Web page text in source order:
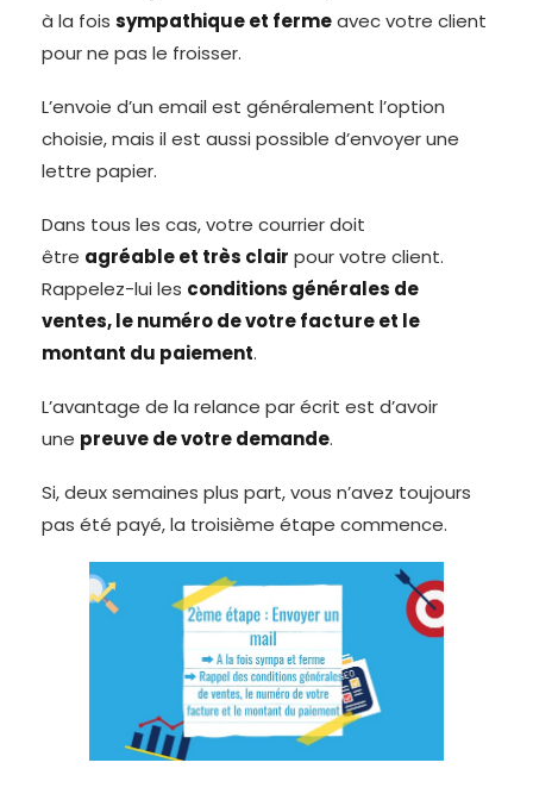
à la fois sympathique et fermeavec votre client
pour ne pas le froisser.
L’envoie d’un email est généralement l’option
choisie, mais il est aussi possible d’envoyer une
lettre papier.
Dans tous les cas, votre courrier doit
être agréable et très clair pour votre client.
Rappelez-lui les conditions générales de
ventes, le numéro de votre facture et le
montant du paiement.
L’avantage de la relance par écrit est d’avoir
une preuve de votre demande.
Si, deux semaines plus part, vous n’avez toujours
pas été payé, la troisième étape commence.